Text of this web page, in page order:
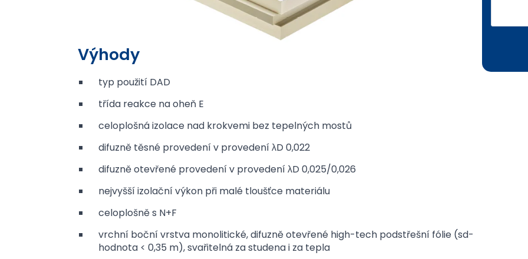
Výhody
typ použití DAD
třída reakce na oheň E
celoplošná izolace nad krokvemi bez tepelných mostů
difuzně těsné provedení v provedení λD 0,022
difuzně otevřené provedení v provedení λD 0,025/0,026
nejvyšší izolační výkon při malé tloušťce materiálu
celoplošně s N+F
vrchní boční vrstva monolitické, difuzně otevřené high-tech podstřešní fólie (sd-
hodnota < 0,35 m), svařitelná za studena i za tepla